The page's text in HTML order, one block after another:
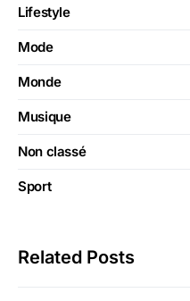
Lifestyle
Mode
Monde
Musique
Non classé
Sport
Related Posts